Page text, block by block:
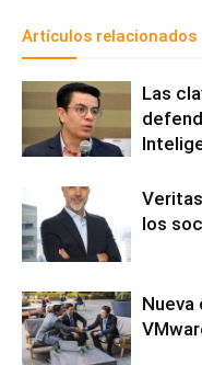
Artículos relacionados
Las
los
Nueva